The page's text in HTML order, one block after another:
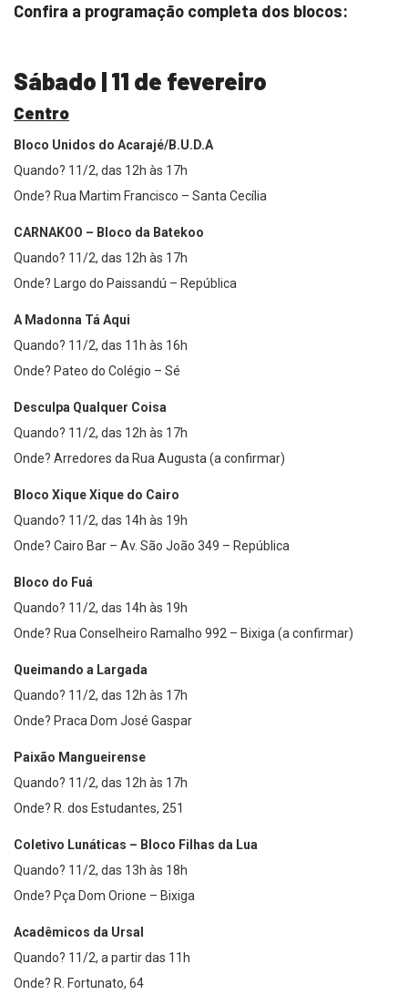
Confira a programação completa dos blocos:
Sábado | 11 de fevereiro
Centro
Bloco Unidos do Acarajé/B.U.D.A
Quando? 11/2, das 12h às 17h
Onde? Rua Martim Francisco – Santa Cecília
CARNAKOO – Bloco da Batekoo
Quando? 11/2, das 12h às 17h
Onde? Largo do Paissandú – República
A Madonna Tá Aqui
Quando? 11/2, das 11h às 16h
Onde? Pateo do Colégio – Sé
Desculpa Qualquer Coisa
Quando? 11/2, das 12h às 17h
Onde? Arredores da Rua Augusta (a confirmar)
Bloco Xique Xique do Cairo
Quando? 11/2, das 14h às 19h
Onde? Cairo Bar – Av. São João 349 – República
Bloco do Fuá
Quando? 11/2, das 14h às 19h
Onde? Rua Conselheiro Ramalho 992 – Bixiga (a confirmar)
Queimando a Largada
Quando? 11/2, das 12h às 17h
Onde? Praca Dom José Gaspar
Paixão Mangueirense
Quando? 11/2, das 12h às 17h
Onde? R. dos Estudantes, 251
Coletivo Lunáticas – Bloco Filhas da Lua
Quando? 11/2, das 13h às 18h
Onde? Pça Dom Orione – Bixiga
Acadêmicos da Ursal
Quando? 11/2, a partir das 11h
Onde? R. Fortunato, 64